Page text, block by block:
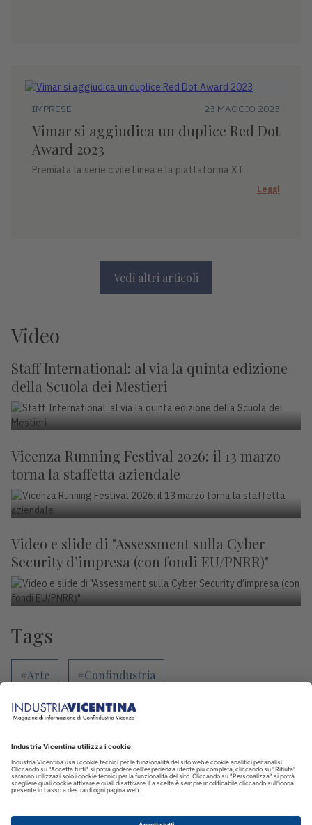
IMPRESE 23 MAGGIO 2023
Vimar si aggiudica un duplice Red Dot
Award 2023
Premiata la serie civile Linea e la piattaforma XT.
Leggi
Vedi altri articoli
Video
Staff International: al via la quinta edizione
della Scuola dei Mestieri
Vicenza Running Festival 2026: il 13 marzo
torna la staffetta aziendale
Video e slide di "Assessment sulla Cyber
Security d’impresa (con fondi EU/PNRR)"
Tags
#Arte #Confindustria
#Confindustria Sette
#Congiuntura #Contenuto sponsorizzato